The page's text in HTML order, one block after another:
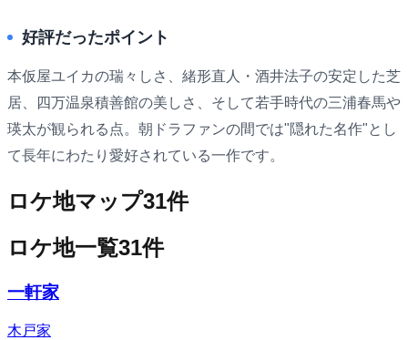
好評だったポイント
本仮屋ユイカの瑞々しさ、緒形直人・酒井法子の安定した芝
居、四万温泉積善館の美しさ、そして若手時代の三浦春馬や
瑛太が観られる点。朝ドラファンの間では"隠れた名作"とし
て長年にわたり愛好されている一作です。
ロケ地マップ31件
ロケ地一覧31件
一軒家
木戸家